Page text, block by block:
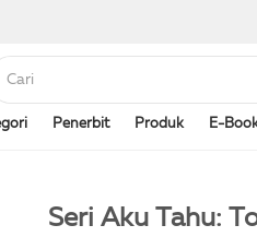
Penerbit Produk E-
Seri Aku Tahu: